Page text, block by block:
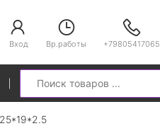
Вход Вр.работы +79805417065
Search